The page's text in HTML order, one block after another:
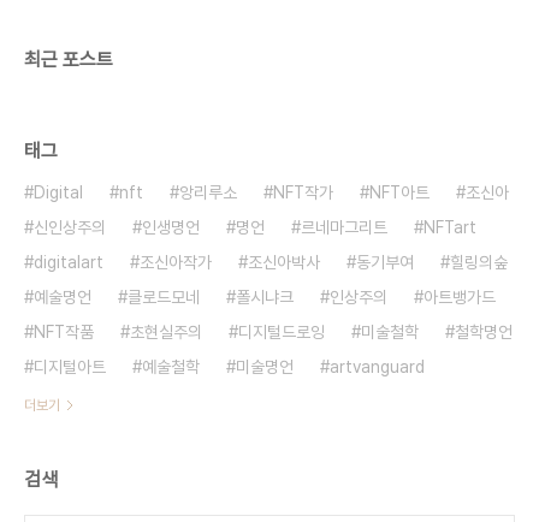
최근 포스트
태그
Digital nft 앙리루소 NFT작가 NFT아트
조신아
신인상주의
인생명언 명언 르네마그리트
NFTart
digitalart
조신아작가 조신아박사 동기부여
힐링의숲
예술명언
클로드모네 폴시냐크 인상주의
아트뱅가드
NFT작품
초현실주의 디지털드로잉 미술철학
철학명언
디지털아트
예술철학 미술명언 artvanguard
더보기
검색